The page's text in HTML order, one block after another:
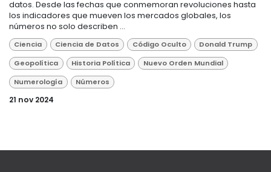
datos. Desde las fechas que conmemoran revoluciones hasta
los indicadores que mueven los mercados globales, los
números no solo describen ...
Ciencia Ciencia de Datos Código Oculto
Donald Trump
Geopolítica
Historia Política
Nuevo Orden Mundial
Numerología
Números
21 nov 2024